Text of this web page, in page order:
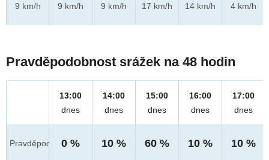
9 km/h
9 km/h
9 km/h
17 km/h
14 km/h
4 km/h
Pravděpodobnost srážek na 48 hodin
Pravděpod.
13:00
dnes
0 %
14:00
dnes
10 %
15:00
dnes
60 %
16:00
dnes
10 %
17:00
dnes
10 %